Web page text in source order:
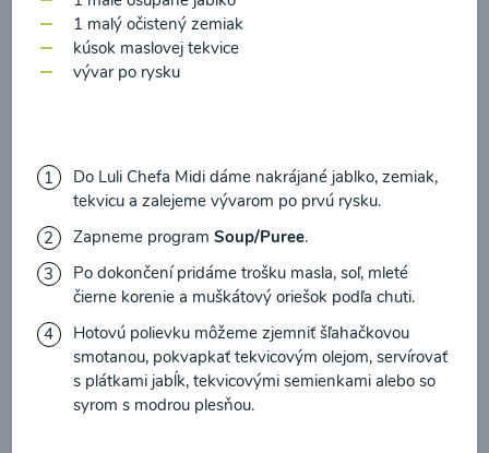
Načítať ďalšie
1 malý očistený zemiak
kúsok maslovej tekvice
vývar po rysku
Do Luli Chefa Midi dáme nakrájané jablko, zemiak,
tekvicu a zalejeme vývarom po prvú rysku.
Zapneme programSoup/Puree.
Po dokončení pridáme trošku masla, soľ, mleté
čierne korenie a muškátový oriešok podľa chuti.
Hotovú polievku môžeme zjemniť šľahačkovou
smotanou, pokvapkať tekvicovým olejom, servírovať
s plátkami jabĺk, tekvicovými semienkami alebo so
syrom s modrou plesňou.
prečítal(a)informácie o Ochrane osobných
údajov a súhlasím s nimi.